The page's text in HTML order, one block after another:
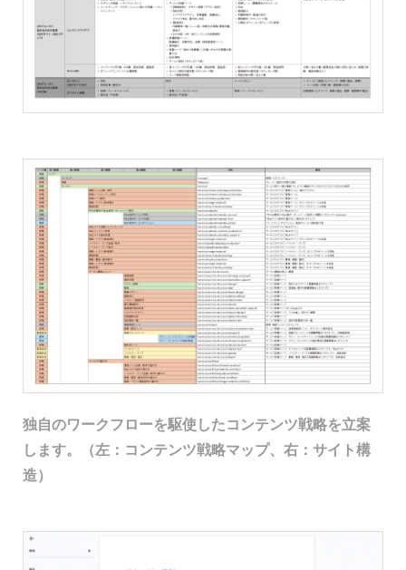
独自のワークフローを駆使したコンテンツ戦略を立案
します。（左：コンテンツ戦略マップ、右：サイト構
造）